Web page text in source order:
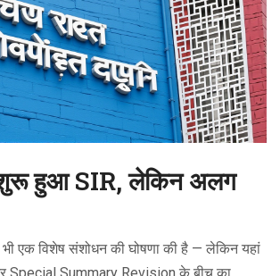
हुआ SIR, लेकिन अलग
एक विशेष संशोधन की घोषणा की है — लेकिन यहां